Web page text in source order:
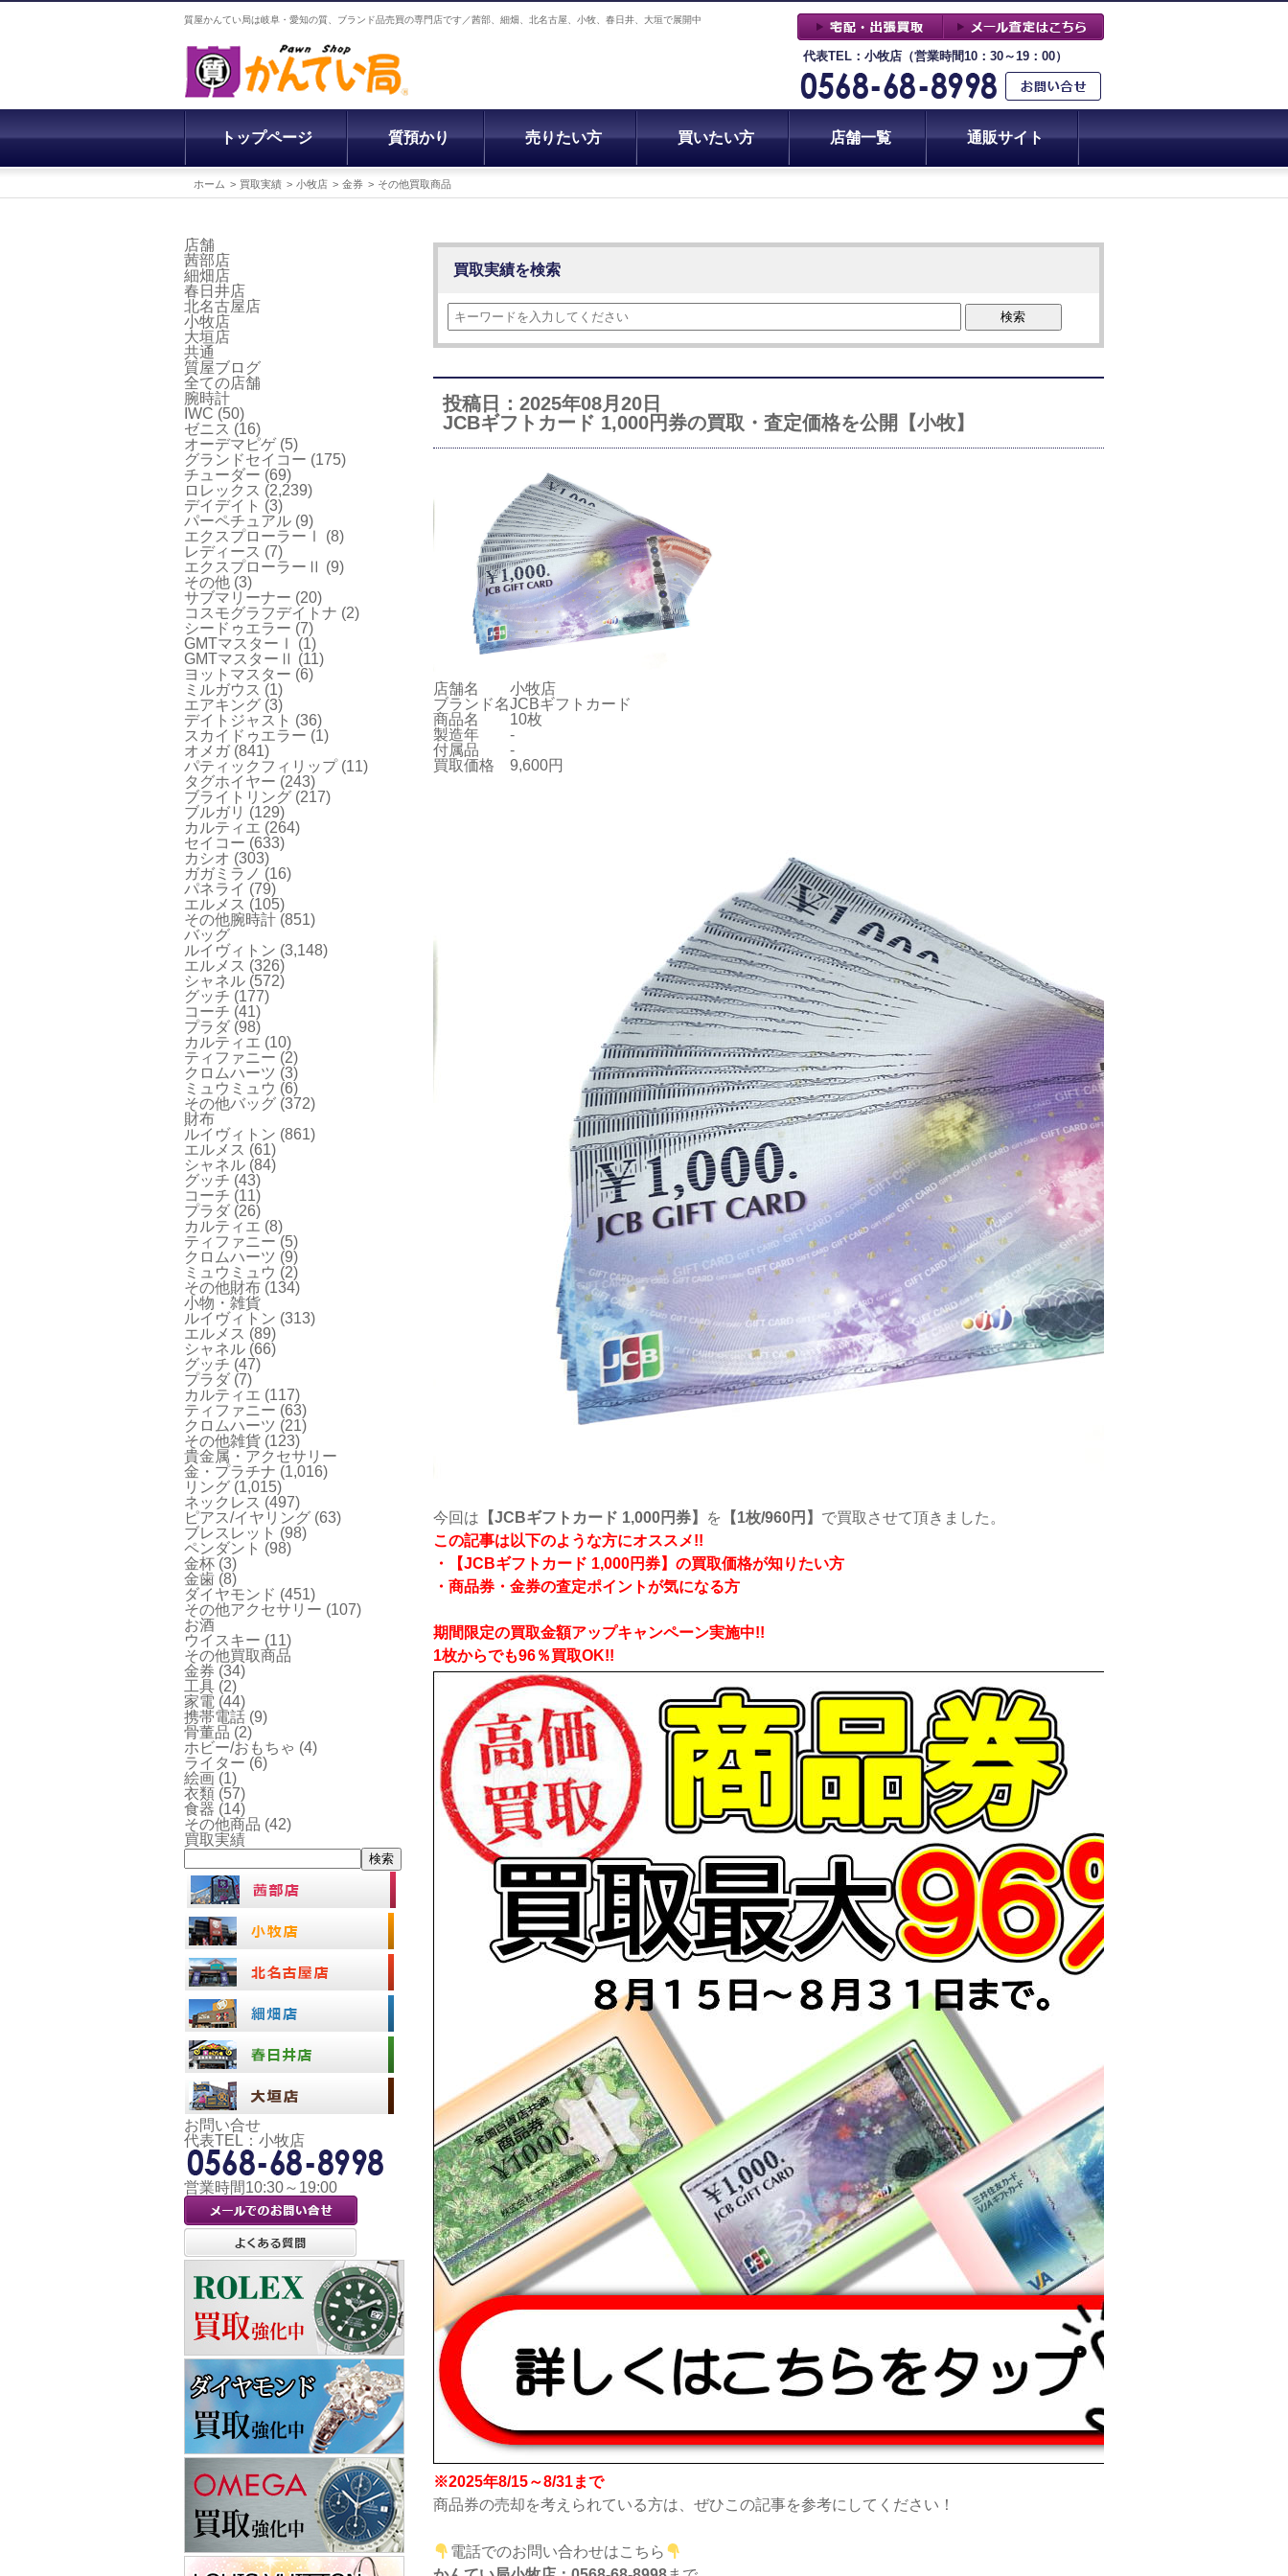
質屋かんてい局は岐阜・愛知の質、ブランド品売買の専門店です／茜部、細畑、北名古屋、小牧、春日井、大垣で展開中
代表TEL：小牧店（営業時間10：30～19：00）
トップページ 質預かり 売りたい方 買いたい方 店舗一覧 通販サイト
ホーム 買取実績 小牧店 金券 その他買取商品
買取実績を検索
検索
投稿日：2025年08月20日
JCBギフトカード 1,000円券の買取・査定価格を公開【小牧】
店舗名
小牧店
ブランド名JCBギフトカード
商品名
10枚
製造年
-
付属品
-
買取価格
9,600円
今回は 【JCBギフトカード 1,000円券】 を 【1枚/960円】 で買取させて頂きました。
こ の記事は以下のような方にオススメ!!
・【JCBギフトカード 1,000円券】の買取価格が知りたい方
・商品券・金券の査定ポイントが気になる方
期間限定の買取金額アップキャンペーン実施中!!
1枚からでも96％買取OK!!
※2025年8/15～8/31まで
商品券の売却を考えられている方は、ぜひこの記事を参考にしてください！
電話でのお問い合わせはこちら
店舗
茜部店
細畑店
春日井店
北名古屋店
小牧店
大垣店
共通
質屋ブログ
全ての店舗
腕時計
IWC (50)
ゼニス (16)
オーデマピゲ(5)
グランドセイコー (175)
チューダー (69)
ロレックス (2,239)
デイデイト (3)
パーペチュアル (9)
エクスプローラーⅠ
(8)
レディース (7)
エクスプローラーⅡ (9)
その他 (3)
サブマリーナー (20)
コスモグラフデイトナ (2)
シードゥエラー (7)
GMTマスターⅠ
(1)
GMTマスターⅡ (11)
ヨットマスター (6)
ミルガウス (1)
エアキング (3)
デイトジャスト (36)
スカイドゥエラー (1)
オメガ(841)
パティックフィリップ(11)
タグホイヤー (243)
ブライトリング (217)
ブルガリ (129)
カルティエ (264)
セイコー (633)
カシオ (303)
ガガミラノ (16)
パネライ (79)
エルメス (105)
その他腕時計 (851)
バッグ
ルイヴィトン (3,148)
エルメス (326)
シャネル (572)
グッチ (177)
コーチ (41)
プラダ (98)
カルティエ (10)
ティファニー (2)
クロムハーツ (3)
ミュウミュウ (6)
その他バッグ (372)
財布
ルイヴィトン (861)
エルメス (61)
シャネル (84)
グッチ (43)
コーチ (11)
プラダ (26)
カルティエ (8)
ティファニー (5)
クロムハーツ (9)
ミュウミュウ (2)
その他財布 (134)
小物・雑貨
ルイヴィトン (313)
エルメス (89)
シャネル (66)
グッチ (47)
プラダ (7)
カルティエ (117)
ティファニー (63)
クロムハーツ (21)
その他雑貨 (123)
貴金属・アクセサリー
金・プラチナ (1,016)
リング (1,015)
ネックレス (497)
ピアス/イヤリング (63)
ブレスレット (98)
ペンダント (98)
金杯 (3)
金歯 (8)
ダイヤモンド (451)
その他アクセサリー (107)
お酒
ウイスキー (11)
その他買取商品
金券 (34)
工具 (2)
家電 (44)
携帯電話 (9)
骨董品 (2)
ホビー/おもちゃ (4)
ライター (6)
絵画 (1)
衣類 (57)
食器 (14)
その他商品 (42)
買取実績
検索
お問い合せ
代表TEL：小牧店
営業時間10:30～19:00